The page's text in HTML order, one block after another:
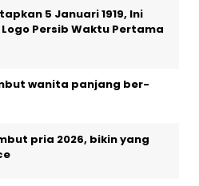
5 Januari 1919, Ini
Persib Waktu Pertama
wanita panjang ber-
pria 2026, bikin yang